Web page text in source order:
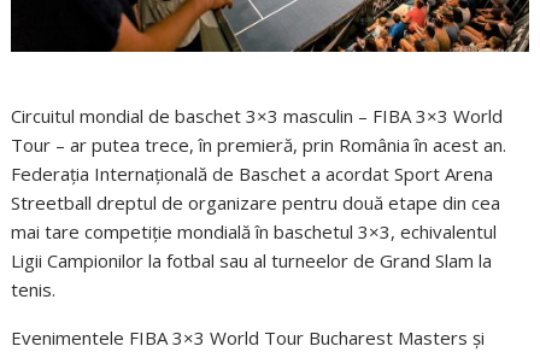
Circuitul mondial de baschet 3×3 masculin – FIBA 3×3 World
Tour – ar putea trece, în premieră, prin România în acest an.
Federația Internațională de Baschet a acordat Sport Arena
Streetball dreptul de organizare pentru două etape din cea
mai tare competiție mondială în baschetul 3×3, echivalentul
Ligii Campionilor la fotbal sau al turneelor de Grand Slam la
tenis.
Evenimentele FIBA 3×3 World Tour Bucharest Masters și